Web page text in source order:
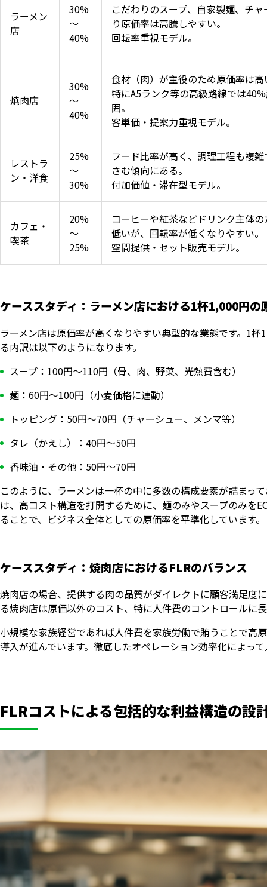
ラーメン
店
30%
〜
40%
こだわりのスープ、自家製麺、チ
り原価率は高騰しやすい。
回転率重視モデル。
焼肉店
30%
〜
40%
食材（肉）が主役のため原価率は高
特にA5ランク等の高級路線では
囲。
客単価・提案力重視モデル。
レストラ
ン・洋食
25%
〜
30%
フード比率が高く、調理工程も複
さむ傾向にある。
付加価値・滞在型モデル。
カフェ・
喫茶
20%
〜
25%
コーヒーや紅茶などドリンク主体
低いが、回転率が低くなりやすい。
空間提供・セット販売モデル。
ケーススタディ：ラーメン店における1杯1,000円の
ラーメン店は原価率が高くなりやすい典型的な業態です。1
る内訳は以下のようになります。
スープ：100円〜110円（骨、肉、野菜、光熱費含む）
麺：60円〜100円（小麦価格に連動）
トッピング：50円〜70円（チャーシュー、メンマ等）
タレ（かえし）：40円〜50円
香味油・その他：50円〜70円
このように、ラーメンは一杯の中に多数の構成要素が詰まっ
は、高コスト構造を打開するために、麺のみやスープのみを
ることで、ビジネス全体としての原価率を平準化しています。
ケーススタディ：焼肉店におけるFLRのバランス
焼肉店の場合、提供する肉の品質がダイレクトに顧客満足度
る焼肉店は原価以外のコスト、特に人件費のコントロールに
小規模な家族経営であれば人件費を家族労働で賄うことで高
導入が進んでいます。徹底したオペレーション効率化によっ
FLRコストによる包括的な利益構造の設